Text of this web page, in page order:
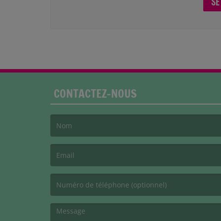
CONTACTEZ-NOUS